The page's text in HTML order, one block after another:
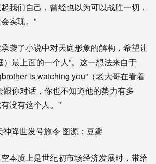
我们自己，曾经也以为可以战胜一切，
实现。 ”
承袭了小说中对天庭形象的解构，希望让
）最上面的一个人”。这一想法来自于
is watching you” （老大哥在看着
跟你对话，你也不知道他的势力有多
没有这个人。”
神降世发号施令 图源：豆瓣
本质上是世纪初市场经济发展时，带给